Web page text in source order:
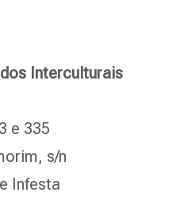
Interculturais
e 335
s/n
Infesta